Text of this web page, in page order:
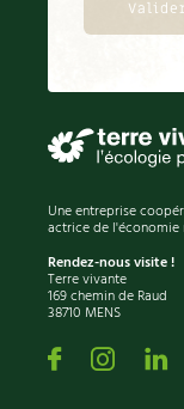
Pelouse
Permaculture
Pesticides
Petits pois
Piment
Pissenlit
Pizza
Plantes
Plantes d'extérieur
Plantes d'intérieur
Plantes
Une entreprise
actrice de l'économie
Rendez-nous visite !
Terre vivante
169 chemin de Raud
38710 MENS
Facebook